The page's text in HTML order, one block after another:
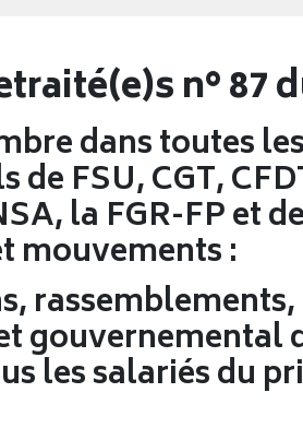
n° 87
dans toutes
de FSU, CGT,
la FGR-FP et
mouvements :
gouvernemental
les salariés du